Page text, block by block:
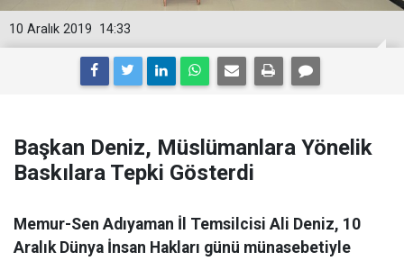
14:33
10 Aralık 2019
Başkan Deniz, Müslümanlara Yönelik
Baskılara Tepki Gösterdi
Memur-Sen Adıyaman İl Temsilcisi Ali Deniz, 10
Aralık Dünya İnsan Hakları günü münasebetiyle